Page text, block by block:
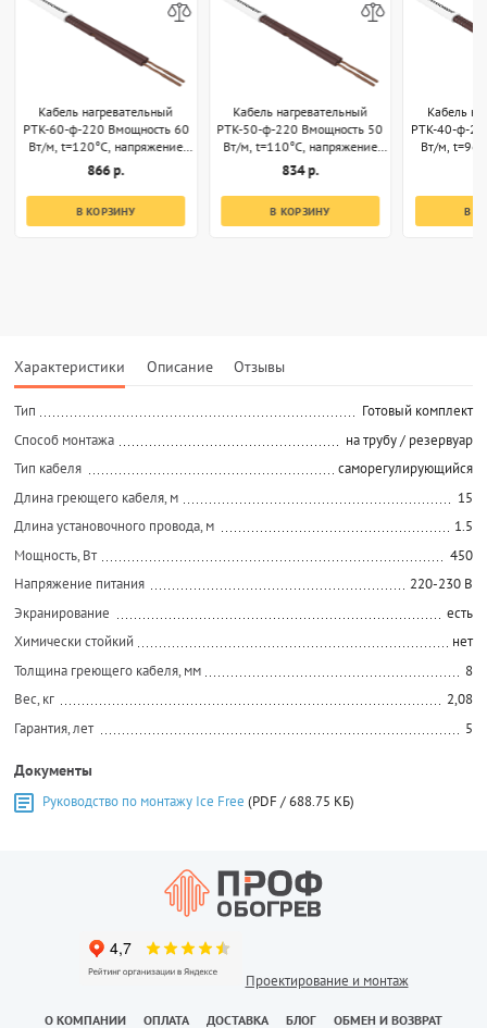
Кабель нагревательный
РТК-60-ф-220 Вмощность 60
Вт/м, t=120°С, напряжение
220В, секции 1м
866 р.
В КОРЗИНУ
Кабель нагревательный
РТК-50-ф-220 Вмощность 50
Вт/м, t=110°С, напряжение
220В, секции 1м
834 р.
В КОРЗИНУ
Кабель
РТК-40-ф-
Вт/м,
В
Характеристики Описание Отзывы
Тип
Готовый комплект
Способ монтажа
на трубу / резервуар
Тип кабеля
саморегулирующийся
Длина греющего кабеля, м
15
Длина установочного провода, м
1.5
Мощность, Вт
450
Напряжение питания
220-230 В
Экранирование
есть
Химически стойкий
нет
Толщина греющего кабеля, мм
8
Вес, кг
2,08
Гарантия, лет
5
Документы
Руководство по монтажу Ice Free (PDF / 688.75 КБ)
Проектирование и монтаж
О КОМПАНИИ ОПЛАТА ДОСТАВКА БЛОГ ОБМЕН И ВОЗВРАТ